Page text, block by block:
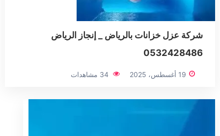
شركة عزل خزانات بالرياض _ إنجاز الرياض
0532428486
19 أغسطس، 2025 34 مشاهدات